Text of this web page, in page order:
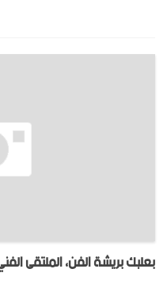
بعلبك بريشة الفن، الملتقى